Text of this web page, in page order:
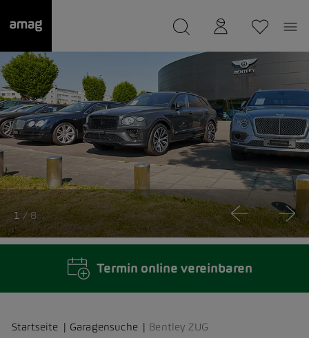
wurde als Ihre Garage gespeichert.
Startseite Garagensuche Bentley ZUG
1 / 8
Termin online vereinbaren